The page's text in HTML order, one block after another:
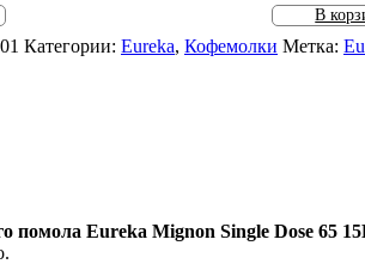
В
Категории: Eureka, Кофемолки Метка:
помола Eureka Mignon Single Dose 65